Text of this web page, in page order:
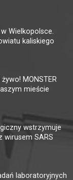
Wielkopolsce.
kaliskiego
MONSTER
mieście
wstrzymuje
wirusem SARS
laboratoryjnych